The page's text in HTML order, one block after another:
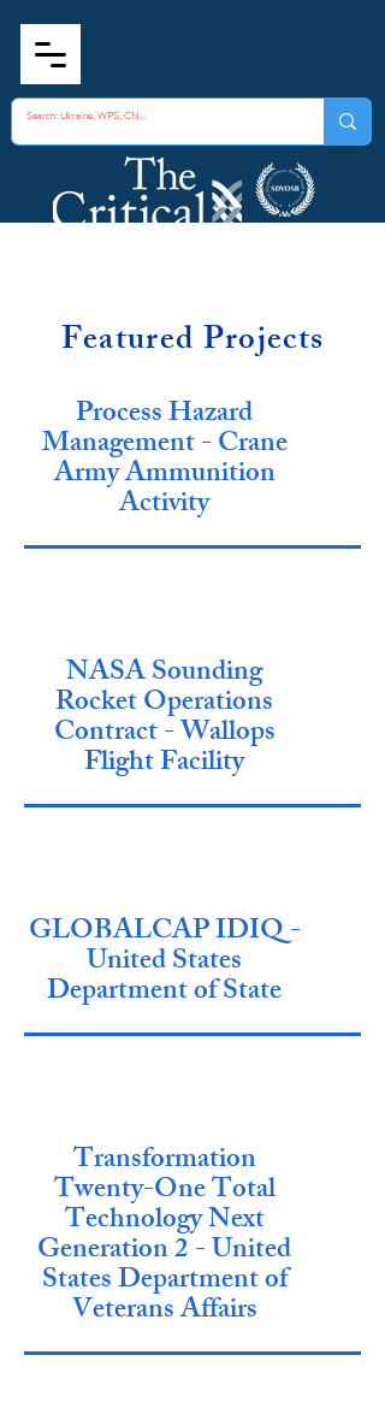
Featured Projects
Process Hazard
Management - Crane
Army Ammunition
Activity
NASA Sounding
Rocket Operations
Contract - Wallops
Flight Facility
GLOBALCAP IDIQ -
United States
Department of State
Transformation
Twenty-One Total
Technology Next
Generation 2 - United
States Department of
Veterans Affairs